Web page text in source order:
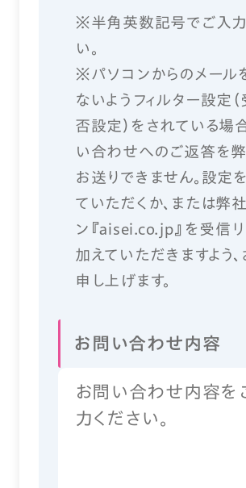
※半角英数記号でご入力
い。
※パソコンからのメール
ないようフィルター設定
否設定）をされている場
い合わせへのご返答を
お送りできません。設定
ていただくか、または弊
ン『aisei.co.jp』を受信
加えていただきますよう
申し上げます。
お問い合わせ内容